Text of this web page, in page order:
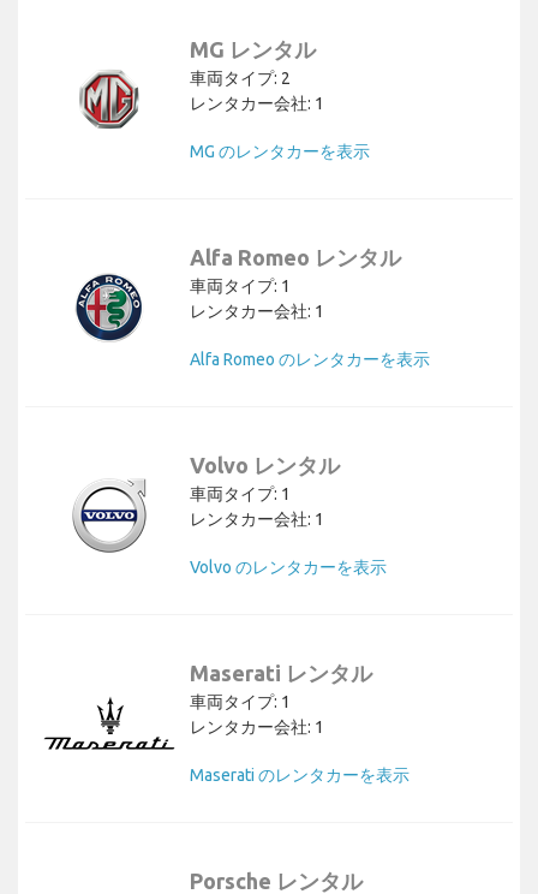
MG レンタル
車両タイプ: 2
レンタカー会社: 1
MG のレンタカーを表示
Alfa Romeo レンタル
車両タイプ: 1
レンタカー会社: 1
Alfa Romeo のレンタカーを表示
Volvo レンタル
車両タイプ: 1
レンタカー会社: 1
Volvo のレンタカーを表示
Maserati レンタル
車両タイプ: 1
レンタカー会社: 1
Maserati のレンタカーを表示
Porsche レンタル